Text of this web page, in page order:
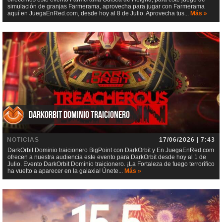
simulación de granjas Farmerama, aprovecha para jugar con Farmerama
aquí en JuegaEnRed.com, desde hoy al 8 de Julio. Aprovecha tus... Más »
DarkOrbit Dominio traicionero
NOTICIAS
17/06/2026 | 7:43
DarkOrbit Dominio traicionero BigPoint con DarkOrbit y En JuegaEnRed.com
ofrecen a nuestra audiencia este evento para DarkOrbit desde hoy al 1 de
Julio. Evento DarkOrbit Dominio traicionero. ¡La Fortaleza de fuego terrorífico
ha vuelto a aparecer en la galaxia! Únete... Más »